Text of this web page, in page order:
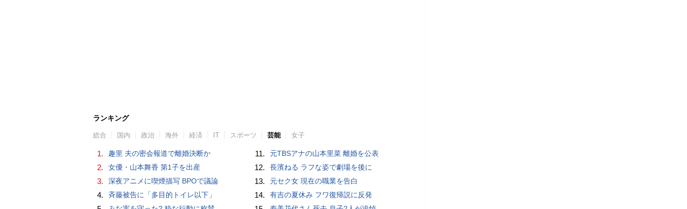
ランキング
総合 国内 政治 海外 経済 IT スポーツ 芸能 女子
1. 趣里 夫の密会報道で離婚決断か
2. 女優・山本舞香 第1子を出産
3. 深夜アニメに喫煙描写 BPOで議論
4. 斉藤被告に「多目的トイレ以下」
11. 元TBSアナの山本里菜 離婚を公表
12. 長濱ねる ラフな姿で劇場を後に
13. 元セク女 現在の職業を告白
14. 有吉の夏休み フワ復帰説に反発